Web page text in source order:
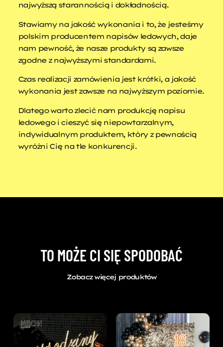
najwyższą starannością i dokładnością.
Stawiamy na jakość wykonania i to, że jesteśmy
polskim producentem napisów ledowych, daje
nam pewność, że nasze produkty są zawsze
zgodne z najwyższymi standardami.
Czas realizacji zamówienia jest krótki, a jakość
wykonania jest zawsze na najwyższym poziomie.
Dlatego warto zlecić nam produkcję napisu
ledowego i cieszyć się niepowtarzalnym,
indywidualnym produktem, który z pewnością
wyróżni Cię na tle konkurencji.
TO MOŻE CI SIĘ SPODOBAĆ
Zobacz więcej produktów